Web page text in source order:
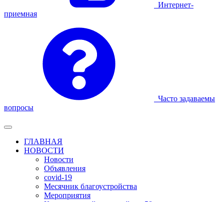
Интернет-
приемная
Часто задаваемы
вопросы
ГЛАВНАЯ
НОВОСТИ
Новости
Объявления
covid-19
Месячник благоустройства
Мероприятия